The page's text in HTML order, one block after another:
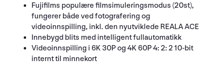
Fujifilms populære filmsimuleringsmodus (20st),
fungerer både ved fotografering og
videoinnspilling, inkl. den nyutviklede REALA ACE
Innebygd blits med intelligent fullautomatikk
Videoinnspilling i 6K 30P og 4K 60P 4: 2: 2 10-bit
internt til minnekort